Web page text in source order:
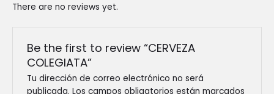
There are no reviews yet.
Be the first to review “CERVEZA
COLEGIATA”
Tu dirección de correo electrónico no será
publicada. Los campos obligatorios están marcados